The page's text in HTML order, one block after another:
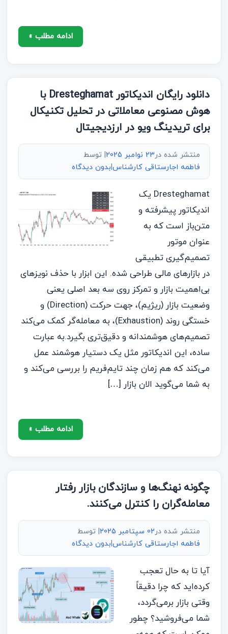
ادامه مطلب »
دانلود رایگان اندیکاتور Dresteghamat با
هوش مصنوعی معاملاتی در تحلیل تکنیکال
برای تریدینگ ویو در ارزدیجیتال
منتشر شده در23 نوامبر 2025
| توسط
فاطمه اجارستاقی کارشناس|بدون دیدگاه
Dresteghamat یک
اندیکاتور پیشرفته و
متن‌باز است که به
عنوان موتور
تصمیم‌گیری تطبیقی
در بازارهای مالی طراحی شده. این ابزار با حذف نویزهای
بی‌اهمیت بازار و تمرکز روی سه بعد اصلی یعنی
وضعیت بازار (ریژیم)، جهت حرکت (Direction) و
خستگی روند (Exhaustion)، به معامله‌گر کمک می‌کند
تصمیم‌های هوشمندانه و دقیق‌تری بگیرد.به عبارت
ساده، این اندیکاتور مثل یک دستیار هوشمند عمل
می‌کند که هم زمان چند تایم‌فریم را بررسی می‌کند و
به شما می‌گوید الان بازار […]
ادامه مطلب »
چگونه نهنگ‌ها و سازندگان بازار رفتار
معامله‌گران را کنترل می‌کنند.
منتشر شده در02 سپتامبر 2025
| توسط
فاطمه اجارستاقی کارشناس|بدون دیدگاه
آیا تا به حال تعجب
کرده‌اید که چرا دقیقاً
وقتی بازار برمی‌گردد،
شما می‌فروشید؟ چطور